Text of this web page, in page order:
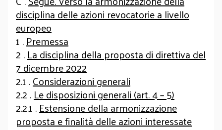
disciplina delle azioni revocatorie a livello
europeo
1 .Premessa
2 .La disciplina della proposta di direttiva del
7 dicembre 2022
2.1 .Considerazioni generali
2.2 .Le disposizioni generali (art. 4 – 5)
2.2.1 .Estensione della armonizzazione
proposta e finalità delle azioni interessate